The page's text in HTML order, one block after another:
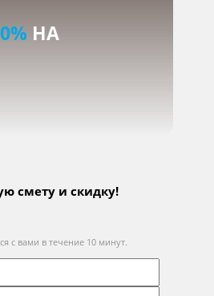
НА
смету и скидку!
с вами в течение 10 минут.